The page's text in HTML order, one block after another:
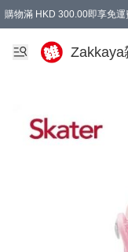
購物滿 HKD 300.00即享免
Zakkaya